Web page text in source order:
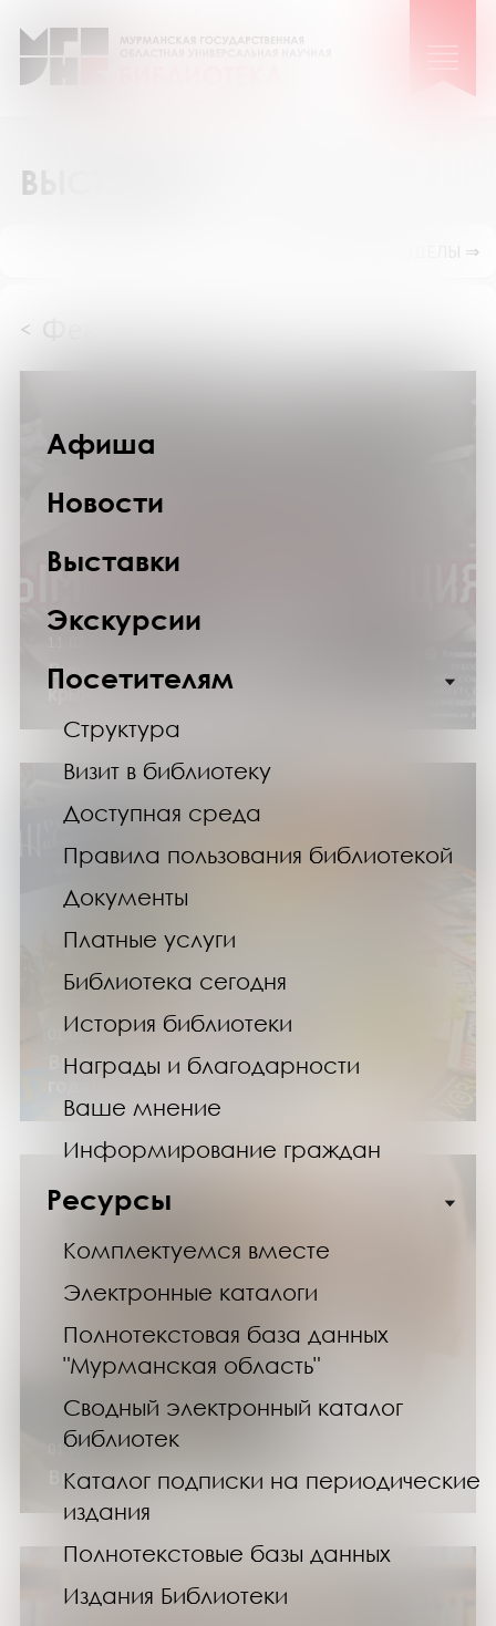
Афиша
Новости
Выставки
Экскурсии
Посетителям
Структура
Визит в библиотеку
Доступная среда
Правила пользования библиотекой
Документы
Платные услуги
Библиотека сегодня
История библиотеки
Награды и благодарности
Ваше мнение
Информирование граждан
Ресурсы
Комплектуемся вместе
Электронные каталоги
Полнотекстовая база данных
"Мурманская область"
Сводный электронный каталог
библиотек
Каталог подписки на периодические
издания
Полнотекстовые базы данных
Издания Библиотеки
ВЫСТАВКИ
< Февраль 2025
Виртуальная выставка «Мир в Ялте:
крымская конференция»
01.02.25
Выставка «Встречайте – юбиляры 2025
года!». Юбилейные журналы и газеты
01.02.25
Выставка «Встречают книгу по обложке…»
ПОКАЗАТЬ ПОДРАЗДЕЛЫ ⇒